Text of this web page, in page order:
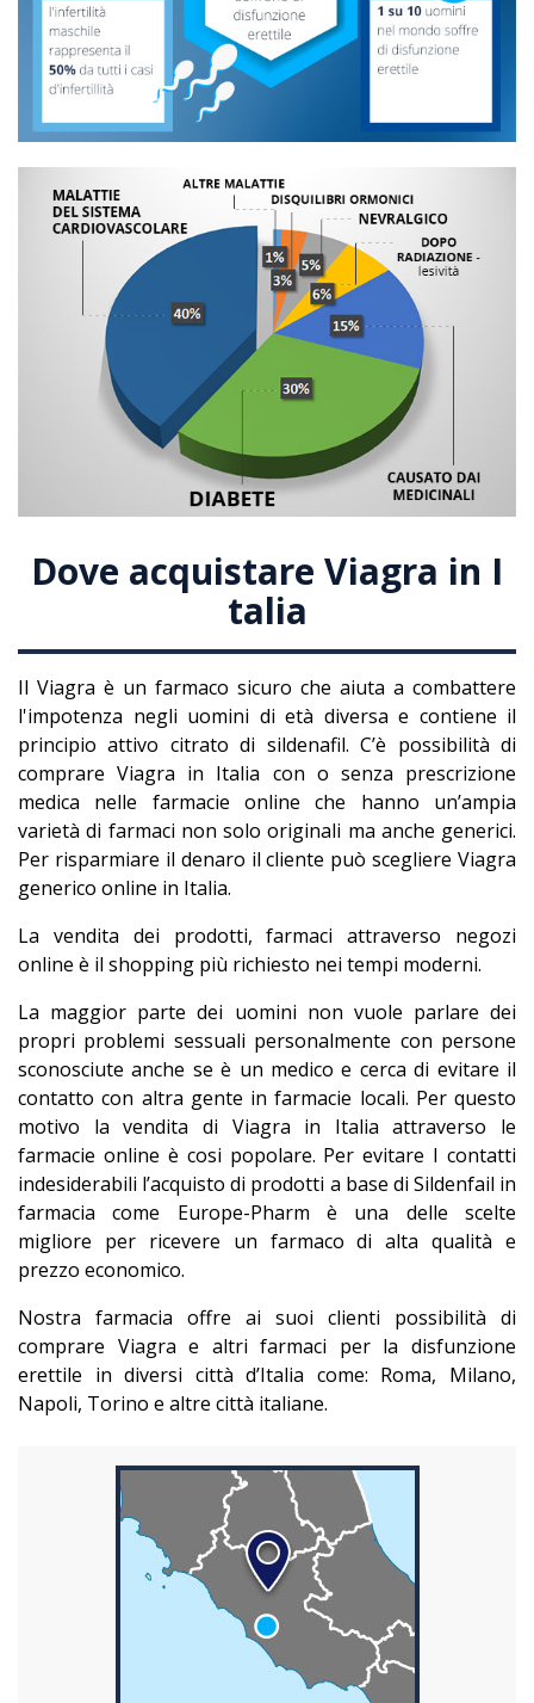
Dove acquistare Viagra in I
talia
Il Viagra è un farmaco sicuro che aiuta a combattere
l'impotenza negli uomini di età diversa e contiene il
principio attivo citrato di sildenafil. C’è possibilità di
comprare Viagra in Italia con o senza prescrizione
medica nelle farmacie online che hanno un’ampia
varietà di farmaci non solo originali ma anche generici.
Per risparmiare il denaro il cliente può scegliere Viagra
generico online in Italia.
La vendita dei prodotti, farmaci attraverso negozi
online è il shopping più richiesto nei tempi moderni.
La maggior parte dei uomini non vuole parlare dei
propri problemi sessuali personalmente con persone
sconosciute anche se è un medico e cerca di evitare il
contatto con altra gente in farmacie locali. Per questo
motivo la vendita di Viagra in Italia attraverso le
farmacie online è cosi popolare. Per evitare I contatti
indesiderabili l’acquisto di prodotti a base di Sildenfail in
farmacia come Europe-Pharm è una delle scelte
migliore per ricevere un farmaco di alta qualità e
prezzo economico.
Nostra farmacia offre ai suoi clienti possibilità di
comprare Viagra e altri farmaci per la disfunzione
erettile in diversi città d’Italia come: Roma, Milano,
Napoli, Torino e altre città italiane.